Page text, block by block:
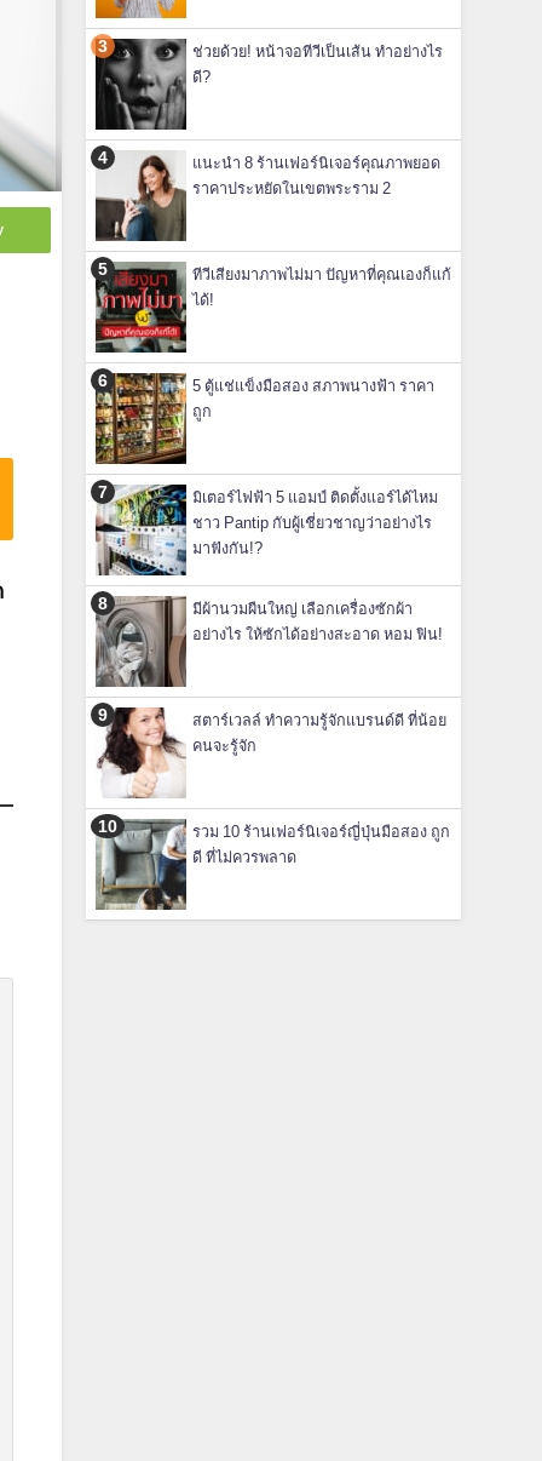
ช่วยด้วย! หน้าจอทีวีเป็นเส้น ทำอย่างไร
ดี?
แนะนำ 8 ร้านเฟอร์นิเจอร์คุณภาพยอด
ราคาประหยัดในเขตพระราม 2
ทีวีเสียงมาภาพไม่มา ปัญหาที่คุณเองก็แก้
ได้!
5 ตู้แช่แข็งมือสอง สภาพนางฟ้า ราคา
ถูก
มิเตอร์ไฟฟ้า 5 แอมป์ ติดตั้งแอร์ได้ไหม
ชาว Pantip กับผู้เชี่ยวชาญว่าอย่างไร
มาฟังกัน!?
มีผ้านวมผืนใหญ่ เลือกเครื่องซักผ้า
อย่างไร ให้ซักได้อย่างสะอาด หอม ฟิน!
สตาร์เวลล์ ทำความรู้จักแบรนด์ดี ที่น้อย
คนจะรู้จัก
รวม 10 ร้านเฟอร์นิเจอร์ญี่ปุ่นมือสอง ถูก
ดี ที่ไม่ควรพลาด